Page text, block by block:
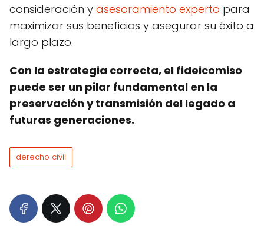
consideración y asesoramiento experto para
maximizar sus beneficios y asegurar su éxito a
largo plazo.
Con la estrategia correcta, el fideicomiso
puede ser un pilar fundamental en la
preservación y transmisión del legado a
futuras generaciones.
derecho civil